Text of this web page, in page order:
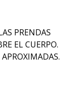
PRENDAS
EL CUERPO.